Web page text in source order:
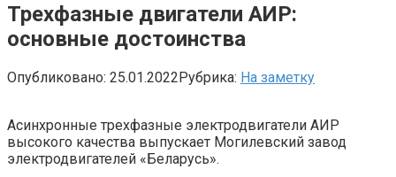
Трехфазные двигатели АИР:
основные достоинства
Опубликовано: 25.01.2022Рубрика: На заметку
Асинхронные трехфазные электродвигатели АИР
высокого качества выпускает Могилевский завод
электродвигателей «Беларусь».